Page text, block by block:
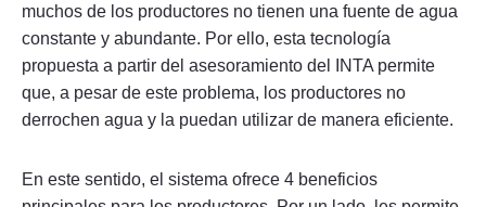
muchos de los productores no tienen una fuente de agua
constante y abundante. Por ello, esta tecnología
propuesta a partir del asesoramiento del INTA permite
que, a pesar de este problema, los productores no
derrochen agua y la puedan utilizar de manera eficiente.
En este sentido, el sistema ofrece 4 beneficios